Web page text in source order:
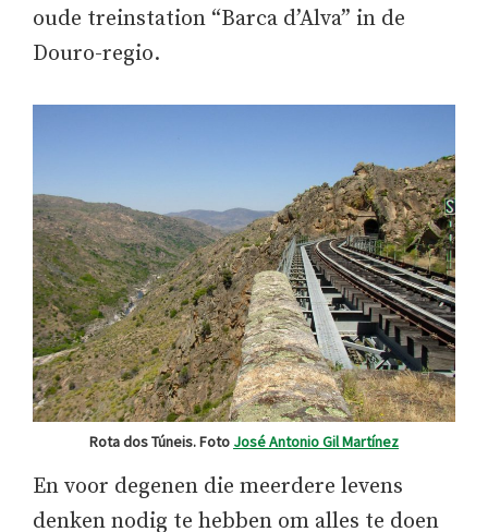
oude treinstation “Barca d’Alva” in de
Douro-regio.
Rota dos Túneis. Foto José Antonio Gil Martínez
En voor degenen die meerdere levens
denken nodig te hebben om alles te doen